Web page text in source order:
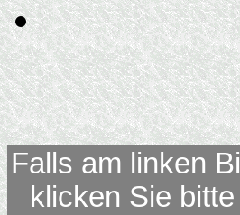
Falls am linken
klicken Sie